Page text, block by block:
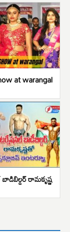
at warangal
రామకృష్ణ